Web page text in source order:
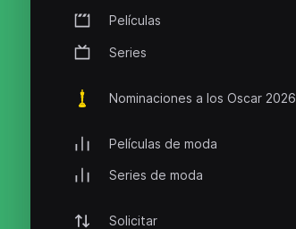
Películas
Series
Nominaciones a los Oscar 2026
Películas de moda
Series de moda
Solicitar